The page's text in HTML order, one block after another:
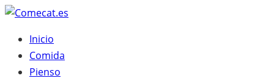
Inicio
Comida
Pienso